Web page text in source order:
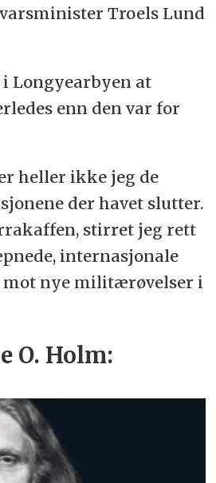
Troels Lund
Longyearbyen at
enn den var for
heller ikke jeg de
der havet slutter.
stirret jeg rett
internasjonale
nye militærøvelser i
O. Holm: